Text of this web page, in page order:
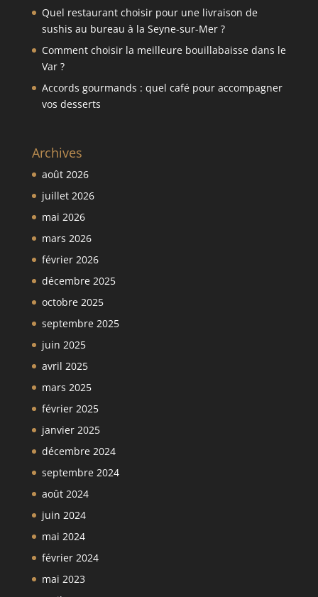
Quel restaurant choisir pour une livraison de
sushis au bureau à la Seyne-sur-Mer ?
Comment choisir la meilleure bouillabaisse dans le
Var ?
Accords gourmands : quel café pour accompagner
vos desserts
Archives
août 2026
juillet 2026
mai 2026
mars 2026
février 2026
décembre 2025
octobre 2025
septembre 2025
juin 2025
avril 2025
mars 2025
février 2025
janvier 2025
décembre 2024
septembre 2024
août 2024
juin 2024
mai 2024
février 2024
mai 2023